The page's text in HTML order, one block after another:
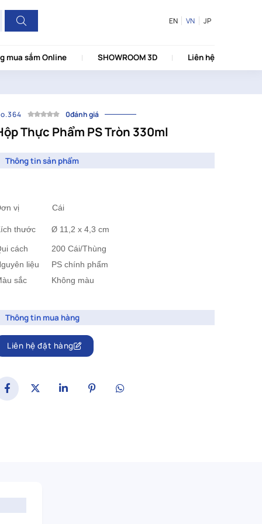
EN VN JP
mua sắm Online SHOWROOM 3D Liên hệ
0đánh giá
Thực Phẩm PS Tròn 330ml
Thông tin sản phẩm
vị Cái
thước Ø 11,2 x 4,3 cm
cách
200 Cái/Thùng
liệu
PS chính phẩm
sắc
		Không màu
Thông tin mua hàng
Liên hệ đặt hàng